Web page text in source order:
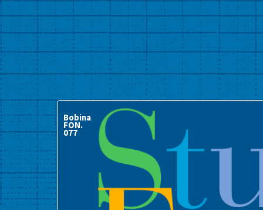
Bobina
FON.
077